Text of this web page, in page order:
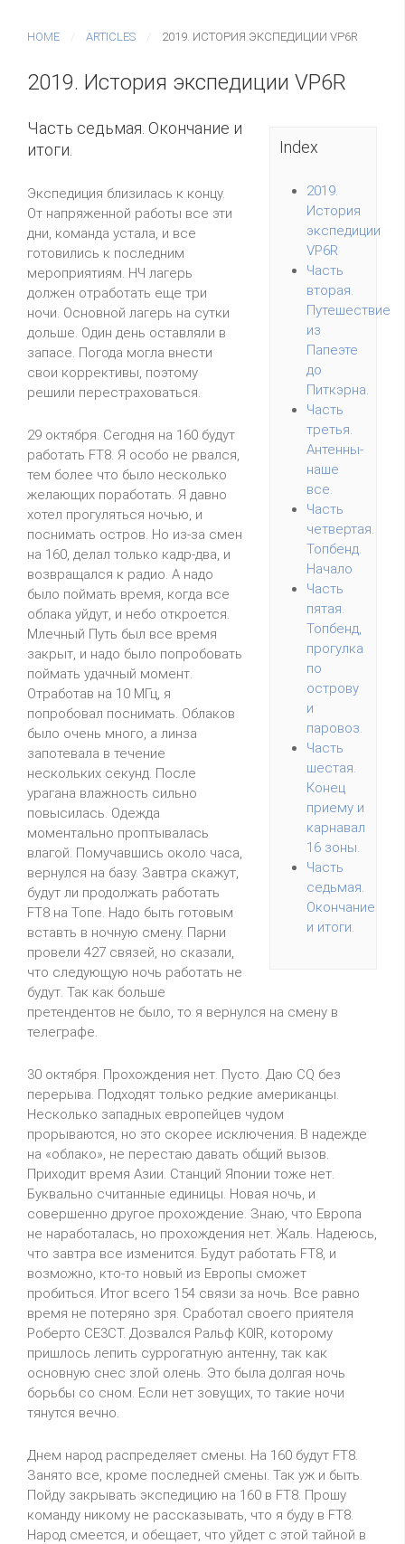
HOME ARTICLES 2019. ИСТОРИЯ ЭКСПЕДИЦИИ VP6R
2019. История экспедиции VP6R
Index
2019.
История
экспедиции
VP6R
Часть
вторая.
Путешествие
из
Папеэте
до
Питкэрна.
Часть
третья.
Антенны-
наше
все.
Часть
четвертая.
Топбенд.
Начало
Часть
пятая.
Топбенд,
прогулка
по
острову
и
паровоз.
Часть
шестая.
Конец
приему и
карнавал
16 зоны.
Часть
седьмая.
Окончание
и итоги.
Часть седьмая. Окончание и
итоги.
Экспедиция близилась к концу.
От напряженной работы все эти
дни, команда устала, и все
готовились к последним
мероприятиям. НЧ лагерь
должен отработать еще три
ночи. Основной лагерь на сутки
дольше. Один день оставляли в
запасе. Погода могла внести
свои коррективы, поэтому
решили перестраховаться.
29 октября. Сегодня на 160 будут
работать FT8. Я особо не рвался,
тем более что было несколько
желающих поработать. Я давно
хотел прогуляться ночью, и
поснимать остров. Но из-за смен
на 160, делал только кадр-два, и
возвращался к радио. А надо
было поймать время, когда все
облака уйдут, и небо откроется.
Млечный Путь был все время
закрыт, и надо было попробовать
поймать удачный момент.
Отработав на 10 МГц, я
попробовал поснимать. Облаков
было очень много, а линза
запотевала в течение
нескольких секунд. После
урагана влажность сильно
повысилась. Одежда
моментально проптывалась
влагой. Помучавшись около часа,
вернулся на базу. Завтра скажут,
будут ли продолжать работать
FT8 на Топе. Надо быть готовым
вставть в ночную смену. Парни
провели 427 связей, но сказали,
что следующую ночь работать не
будут. Так как больше
претендентов не было, то я вернулся на смену в
телеграфе.
30 октября. Прохождения нет. Пусто. Даю CQ без
перерыва. Подходят только редкие американцы.
Несколько западных европейцев чудом
прорываются, но это скорее исключения. В надежде
на «облако», не перестаю давать общий вызов.
Приходит время Азии. Станций Японии тоже нет.
Буквально считанные единицы. Новая ночь, и
совершенно другое прохождение. Знаю, что Европа
не наработалась, но прохождения нет. Жаль. Надеюсь,
что завтра все изменится. Будут работать FT8, и
возможно, кто-то новый из Европы сможет
пробиться. Итог всего 154 связи за ночь. Все равно
время не потеряно зря. Сработал своего приятеля
Роберто CE3CT. Дозвался Ральф K0IR, которому
пришлось лепить суррогатную антенну, так как
основную снес злой олень. Это была долгая ночь
борьбы со сном. Если нет зовущих, то такие ночи
тянутся вечно.
Днем народ распределяет смены. На 160 будут FT8.
Занято все, кроме последней смены. Так уж и быть.
Пойду закрывать экспедицию на 160 в FT8. Прошу
команду никому не рассказывать, что я буду в FT8.
Народ смеется, и обещает, что уйдет с этой тайной в